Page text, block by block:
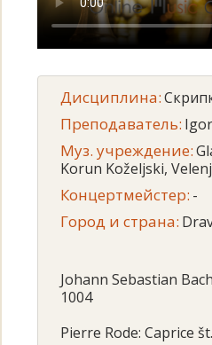
Дисциплина:
Преподаватель:
Муз. учреждение:
Korun Koželjski,
Концертмейстер: -
Город и страна:
Johann Sebastian
1004
Pierre Rode: Caprice